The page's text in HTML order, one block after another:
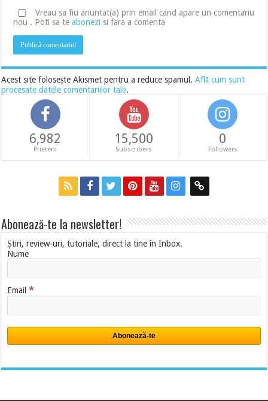
Vreau sa fiu anuntat(a) prin email cand apare un comentariu
nou . Poti sa teabonezi si fara a comenta
Acest site folosește Akismet pentru a reduce spamul.Află cum sunt
procesate datele comentariilor tale.
6,982
Prieteni
15,500
Subscribers
0
Followers
Abonează-te la newsletter!
Știri, review-uri, tutoriale, direct la tine în Inbox.
Nume
Email*